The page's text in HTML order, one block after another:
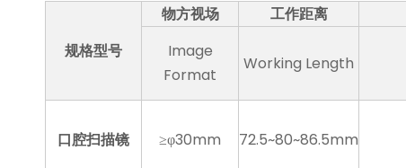
规格型号
物方视场 工作距离
Image
Format
Working Length
口腔扫描镜 ≥φ30mm 72.5~80~86.5mm